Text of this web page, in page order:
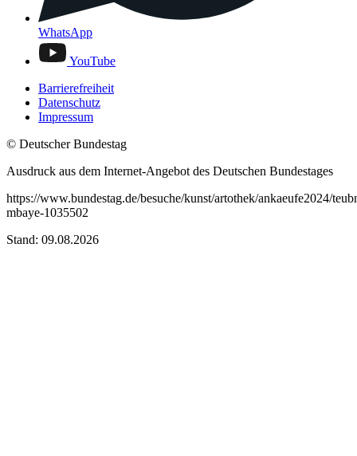
WhatsApp
YouTube
Barrierefreiheit
Datenschutz
Impressum
© Deutscher Bundestag
Ausdruck aus dem Internet-Angebot des Deutschen Bundestages
https://www.bundestag.de/besuche/kunst/artothek/ankaeufe2024/
mbaye-1035502
Stand: 09.08.2026